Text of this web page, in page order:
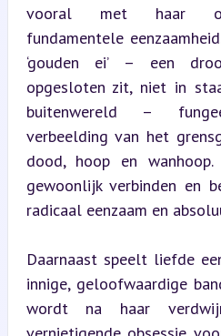
vooral met haar
fundamentele
‘gouden ei’ – een
opgesloten zit, niet in
buitenwereld –
verbeelding van het
dood, hoop en
gewoonlijk verbinden en
radicaal eenzaam en
Daarnaast speelt liefde
innige, geloofwaardige
wordt na haar